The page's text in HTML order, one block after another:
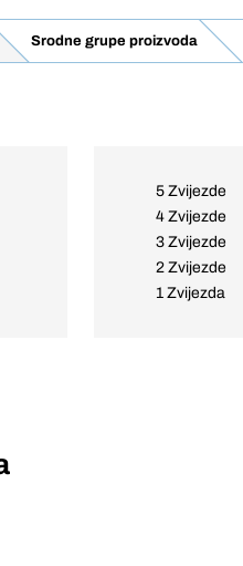
Srodne grupe proizvoda
5 Zvijezde
4 Zvijezde
3 Zvijezde
2 Zvijezde
1 Zvijezda